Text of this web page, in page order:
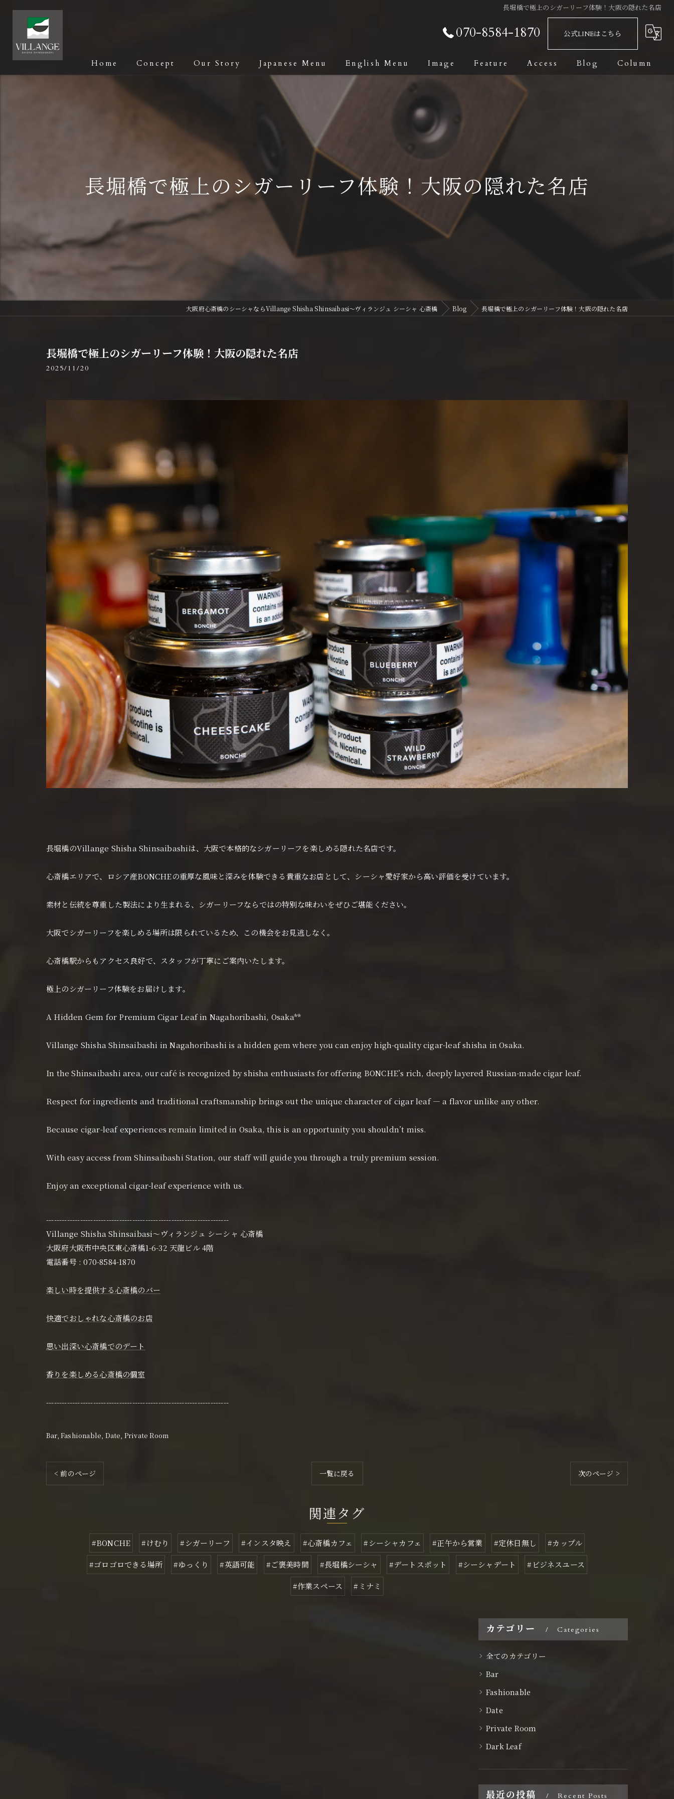
長堀橋で極上のシガーリーフ体験！大阪の隠れた名店
070-8584-1870 公式LINEはこちら
Home Concept Our Story Japanese Menu English Menu Image Feature
Private Room
Dark Leaf
Access Blog Column
長堀橋で極上のシガーリーフ体験！大阪の隠れた名店
大阪府心斎橋のシーシャならVillange Shisha Shinsaibasi〜ヴィランジュ シーシャ 心斎橋 Blog 長堀橋で極上のシガーリーフ体験！大阪の隠れた名店
長堀橋で極上のシガーリーフ体験！大阪の隠れた名店
2025/11/20
長堀橋のVillange Shisha Shinsaibashiは、大阪で本格的なシガーリーフを楽しめる隠れた名店です。
心斎橋エリアで、ロシア産BONCHEの重厚な風味と深みを体験できる貴重なお店として、シーシャ愛好家から高い評価を受けています。
素材と伝統を尊重した製法により生まれる、シガーリーフならではの特別な味わいをぜひご堪能ください。
大阪でシガーリーフを楽しめる場所は限られているため、この機会をお見逃しなく。
心斎橋駅からもアクセス良好で、スタッフが丁寧にご案内いたします。
極上のシガーリーフ体験をお届けします。
A Hidden Gem for Premium Cigar Leaf in Nagahoribashi, Osaka**
Villange Shisha Shinsaibashi in Nagahoribashi is a hidden gem where you can enjoy high-quality cigar-leaf shisha in Osaka.
In the Shinsaibashi area, our café is recognized by shisha enthusiasts for offering BONCHE’s rich, deeply layered Russian-made cigar leaf.
Respect for ingredients and traditional craftsmanship brings out the unique character of cigar leaf — a flavor unlike any other.
Because cigar-leaf experiences remain limited in Osaka, this is an opportunity you shouldn’t miss.
With easy access from Shinsaibashi Station, our staff will guide you through a truly premium session.
Enjoy an exceptional cigar-leaf experience with us.
----------------------------------------------------------------------
Villange Shisha Shinsaibasi〜ヴィランジュ シーシャ 心斎橋
大阪府大阪市中央区東心斎橋1-6-32 天龍ビル 4階
電話番号 : 070-8584-1870
楽しい時を提供する心斎橋のバー
快適でおしゃれな心斎橋のお店
思い出深い心斎橋でのデート
香りを楽しめる心斎橋の個室
----------------------------------------------------------------------
Bar Fashionable Date Private Room
< 前のページ 一覧に戻る 次のページ >
関連タグ
#BONCHE #けむり #シガーリーフ #インスタ映え #心斎橋カフェ #シーシャカフェ #正午から営業 #定休日無し #カップル
#ゴロゴロできる場所 #ゆっくり #英語可能 #ご褒美時間 #長堀橋シーシャ #デートスポット #シーシャデート #ビジネスユース
#作業スペース #ミナミ
カテゴリー Categories
全てのカテゴリー
Bar
Fashionable
Date
Private Room
Dark Leaf
最近の投稿 Recent Posts